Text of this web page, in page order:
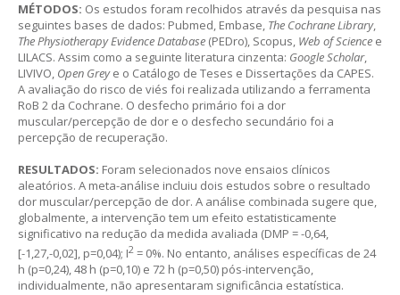
MÉTODOS: Os estudos foram recolhidos através da pesquisa nas
seguintes bases de dados: Pubmed, Embase, The Cochrane Library,
The Physiotherapy Evidence Database (PEDro), Scopus, Web of Science e
LILACS. Assim como a seguinte literatura cinzenta: Google Scholar,
LIVIVO, Open Greye o Catálogo de Teses e Dissertações da CAPES.
A avaliação do risco de viés foi realizada utilizando a ferramenta
RoB 2 da Cochrane. O desfecho primário foi a dor
muscular/percepção de dor e o desfecho secundário foi a
percepção de recuperação.
RESULTADOS: Foram selecionados nove ensaios clínicos
aleatórios. A meta-análise incluiu dois estudos sobre o resultado
dor muscular/percepção de dor. A análise combinada sugere que,
globalmente, a intervenção tem um efeito estatisticamente
significativo na redução da medida avaliada (DMP = -0,64,
[-1,27,-0,02], p=0,04); I2 = 0%. No entanto, análises específicas de 24
h (p=0,24), 48 h (p=0,10) e 72 h (p=0,50) pós-intervenção,
individualmente, não apresentaram significância estatística.